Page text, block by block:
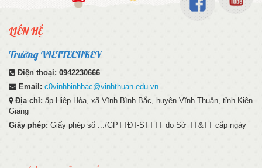
LIÊN HỆ
Trường VIETTECHKEY
Điện thoại: 0942230666
Email: c0vinhbinhbac@vinhthuan.edu.vn
Địa chỉ: ấp Hiệp Hòa, xã Vĩnh Bình Bắc, huyện Vĩnh Thuận, tỉnh Kiên
Giang
Giấy phép: Giấy phép số .../GPTTĐT-STTTT do Sở TT&TT cấp ngày
....